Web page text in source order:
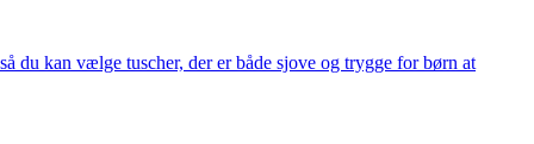
du kan vælge tuscher, der er både sjove og trygge for børn at